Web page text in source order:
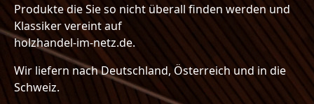
Produkte die Sie so nicht überall finden werden und
Klassiker vereint auf
holzhandel-im-netz.de.
Wir liefern nach Deutschland, Österreich und in die
Schweiz.